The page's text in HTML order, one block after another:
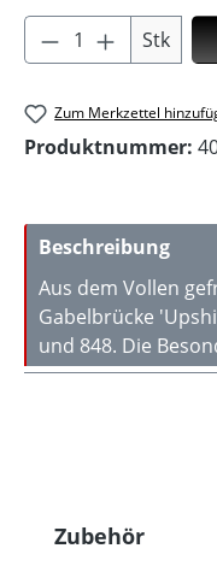
Produkt Stk
Zum Merkzettel
Produktnummer:
Beschreibung
Aus dem Vollen
Gabelbrücke
und 848. Die
Produktgalerie
Zubehör